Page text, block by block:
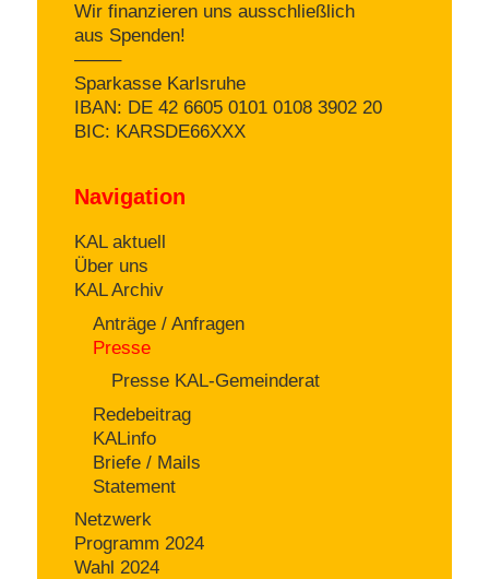
Wir finanzieren uns ausschließlich
aus Spenden!
——–
Sparkasse Karlsruhe
IBAN: DE 42 6605 0101 0108 3902 20
BIC: KARSDE66XXX
Navigation
KAL aktuell
Über uns
KAL Archiv
Anträge / Anfragen
Presse
Presse KAL-Gemeinderat
Redebeitrag
KALinfo
Briefe / Mails
Statement
Netzwerk
Programm 2024
Wahl 2024